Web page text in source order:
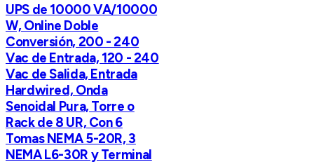
UPS de 10000 VA/10000
W, Online Doble
Conversión, 200 - 240
Vac de Entrada, 120 - 240
Vac de Salida, Entrada
Hardwired, Onda
Senoidal Pura, Torre o
Rack de 8 UR, Con 6
Tomas NEMA 5-20R, 3
NEMA L6-30R y Terminal